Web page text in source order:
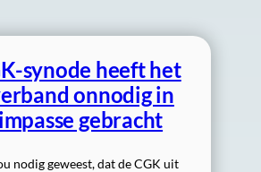
synode heeft het
onnodig in
gebracht
nodig geweest, dat de CGK uit